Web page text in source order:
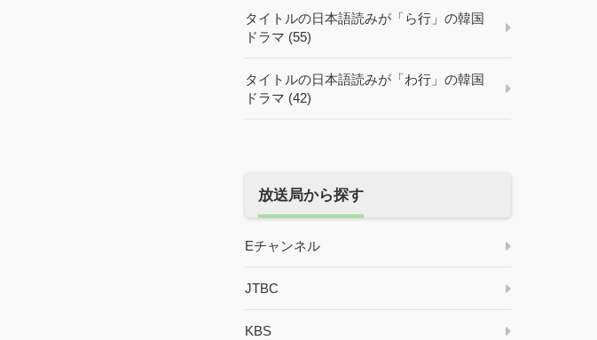
タイトルの日本語読みが「ら行」の韓国
ドラマ (55)
タイトルの日本語読みが「わ行」の韓国
ドラマ (42)
放送局から探す
Eチャンネル
JTBC
KBS